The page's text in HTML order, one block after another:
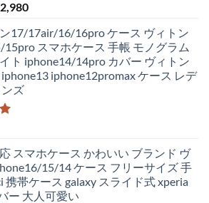
2,980現
の
価
格
は
17/17air/16/16pro ケース ヴィトン
15pro スマホケース 手帳 モノグラム
ト iphone14/14pro カバー ヴィトン
iphone12promax ケース レデ
ズ
スマホケース かわいい ブランド ヴ
15/14 ケース フリーサイズ 手
携帯ケース galaxy スライド式 xperia
ー 大人可愛い